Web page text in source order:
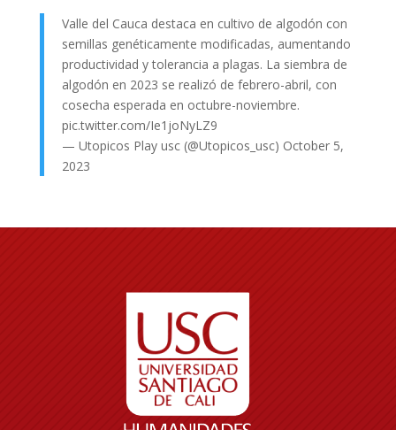
Valle del Cauca destaca en cultivo de algodón con
semillas genéticamente modificadas, aumentando
productividad y tolerancia a plagas. La siembra de
algodón en 2023 se realizó de febrero-abril, con
cosecha esperada en octubre-noviembre.
pic.twitter.com/Ie1joNyLZ9
— Utopicos Play usc (@Utopicos_usc) October 5,
2023